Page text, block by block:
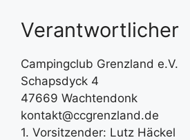
Verantwortlicher
Campingclub Grenzland e.V.
Schapsdyck 4
47669 Wachtendonk
kontakt@ccgrenzland.de
1. Vorsitzender: Lutz Häckel